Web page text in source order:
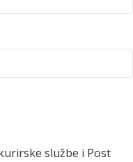
službe i Post